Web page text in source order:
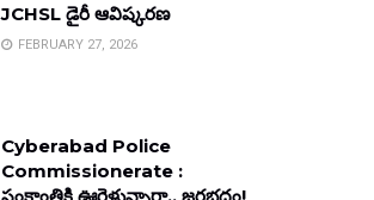
JCHSL డైరీ ఆవిష్కరణ
FEBRUARY 27, 2026
Cyberabad Police
Commissionerate :